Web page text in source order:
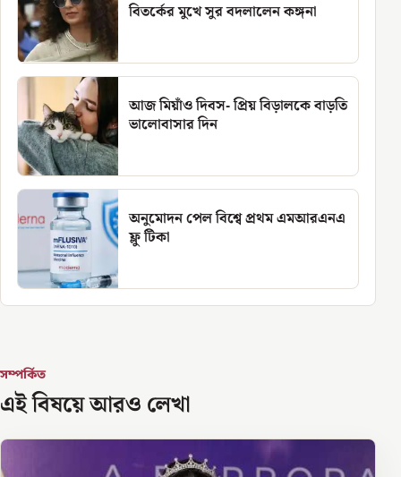
বিতর্কের মুখে সুর বদলালেন কঙ্গনা
আজ মিয়াঁও দিবস- প্রিয় বিড়ালকে বাড়তি
ভালোবাসার দিন
অনুমোদন পেল বিশ্বে প্রথম এমআরএনএ
ফ্লু টিকা
সম্পর্কিত
এই বিষয়ে আরও লেখা